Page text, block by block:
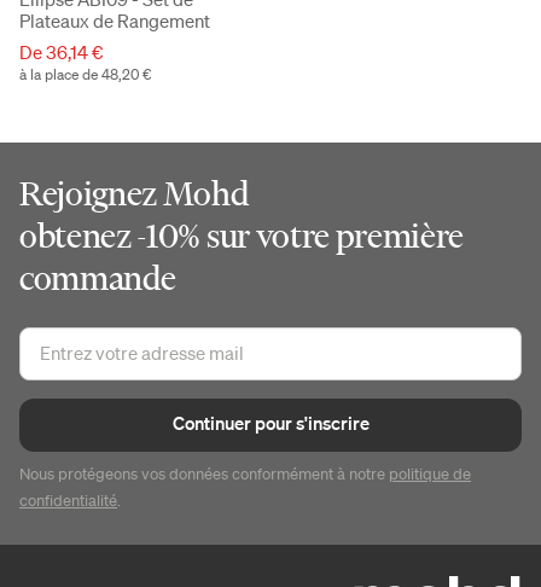
Plateaux de Rangement
De 36,14 €
à la place de 48,20 €
Rejoignez Mohd
obtenez -10% sur votre première
commande
Continuer pour s'inscrire
Nous protégeons vos données conformément à notre politique de
confidentialité.